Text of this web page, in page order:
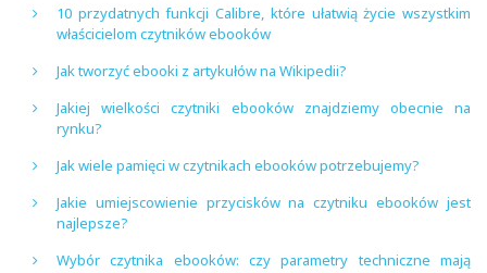
10 przydatnych funkcji Calibre, które ułatwią życie wszystkim
właścicielom czytników ebooków
Jak tworzyć ebooki z artykułów na Wikipedii?
Jakiej wielkości czytniki ebooków znajdziemy obecnie na
rynku?
Jak wiele pamięci w czytnikach ebooków potrzebujemy?
Jakie umiejscowienie przycisków na czytniku ebooków jest
najlepsze?
Wybór czytnika ebooków: czy parametry techniczne mają